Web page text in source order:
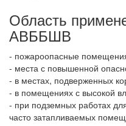
Область
АВББШВ
- пожароопасные
- места с повышенной
- в местах, подверженных
- в помещениях с высокой
- при подземных работах
часто затапливаемых